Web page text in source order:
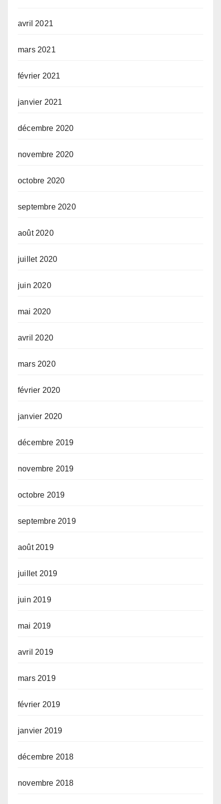
avril 2021
mars 2021
février 2021
janvier 2021
décembre 2020
novembre 2020
octobre 2020
septembre 2020
août 2020
juillet 2020
juin 2020
mai 2020
avril 2020
mars 2020
février 2020
janvier 2020
décembre 2019
novembre 2019
octobre 2019
septembre 2019
août 2019
juillet 2019
juin 2019
mai 2019
avril 2019
mars 2019
février 2019
janvier 2019
décembre 2018
novembre 2018